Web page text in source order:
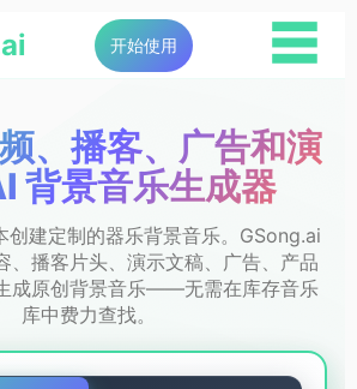
开始使用 ☰
、播客、广告和演
背景音乐生成器
创建定制的器乐背景音乐。GSong.ai
、播客片头、演示文稿、广告、产品
成原创背景音乐——无需在库存音乐
库中费力查找。